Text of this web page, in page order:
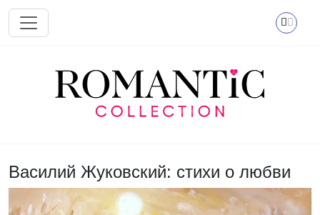
Перейти к основному содержанию
Василий Жуковский: стихи о любви